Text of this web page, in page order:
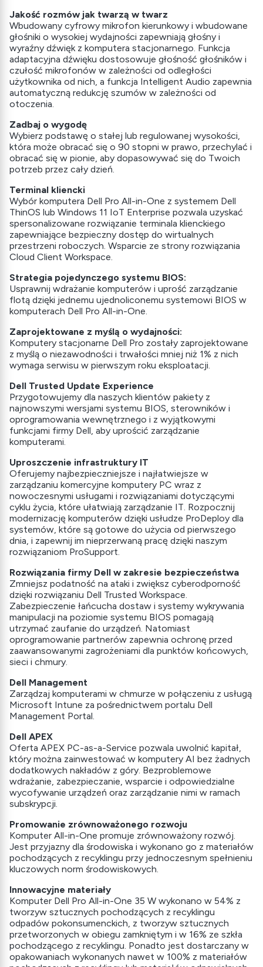
Jakość rozmów jak twarzą w twarz
Wbudowany cyfrowy mikrofon kierunkowy i wbudowane
głośniki o wysokiej wydajności zapewniają głośny i
wyraźny dźwięk z komputera stacjonarnego. Funkcja
adaptacyjna dźwięku dostosowuje głośność głośników i
czułość mikrofonów w zależności od odległości
użytkownika od nich, a funkcja Intelligent Audio zapewnia
automatyczną redukcję szumów w zależności od
otoczenia.
Zadbaj o wygodę
Wybierz podstawę o stałej lub regulowanej wysokości,
która może obracać się o 90 stopni w prawo, przechylać i
obracać się w pionie, aby dopasowywać się do Twoich
potrzeb przez cały dzień.
Terminal kliencki
Wybór komputera Dell Pro All-in-One z systemem Dell
ThinOS lub Windows 11 IoT Enterprise pozwala uzyskać
spersonalizowane rozwiązanie terminala klienckiego
zapewniające bezpieczny dostęp do wirtualnych
przestrzeni roboczych. Wsparcie ze strony rozwiązania
Cloud Client Workspace.
Strategia pojedynczego systemu BIOS:
Usprawnij wdrażanie komputerów i uprość zarządzanie
flotą dzięki jednemu ujednoliconemu systemowi BIOS w
komputerach Dell Pro All-in-One.
Zaprojektowane z myślą o wydajności:
Komputery stacjonarne Dell Pro zostały zaprojektowane
z myślą o niezawodności i trwałości mniej niż 1% z nich
wymaga serwisu w pierwszym roku eksploatacji.
Dell Trusted Update Experience
Przygotowujemy dla naszych klientów pakiety z
najnowszymi wersjami systemu BIOS, sterowników i
oprogramowania wewnętrznego i z wyjątkowymi
funkcjami firmy Dell, aby uprościć zarządzanie
komputerami.
Uproszczenie infrastruktury IT
Oferujemy najbezpieczniejsze i najłatwiejsze w
zarządzaniu komercyjne komputery PC wraz z
nowoczesnymi usługami i rozwiązaniami dotyczącymi
cyklu życia, które ułatwiają zarządzanie IT. Rozpocznij
modernizację komputerów dzięki usłudze ProDeploy dla
systemów, które są gotowe do użycia od pierwszego
dnia, i zapewnij im nieprzerwaną pracę dzięki naszym
rozwiązaniom ProSupport.
Rozwiązania firmy Dell w zakresie bezpieczeństwa
Zmniejsz podatność na ataki i zwiększ cyberodporność
dzięki rozwiązaniu Dell Trusted Workspace.
Zabezpieczenie łańcucha dostaw i systemy wykrywania
manipulacji na poziomie systemu BIOS pomagają
utrzymać zaufanie do urządzeń. Natomiast
oprogramowanie partnerów zapewnia ochronę przed
zaawansowanymi zagrożeniami dla punktów końcowych,
sieci i chmury.
Dell Management
Zarządzaj komputerami w chmurze w połączeniu z usługą
Microsoft Intune za pośrednictwem portalu Dell
Management Portal.
Dell APEX
Oferta APEX PC-as-a-Service pozwala uwolnić kapitał,
który można zainwestować w komputery AI bez żadnych
dodatkowych nakładów z góry. Bezproblemowe
wdrażanie, zabezpieczanie, wsparcie i odpowiedzialne
wycofywanie urządzeń oraz zarządzanie nimi w ramach
subskrypcji.
Promowanie zrównoważonego rozwoju
Komputer All-in-One promuje zrównoważony rozwój.
Jest przyjazny dla środowiska i wykonano go z materiałów
pochodzących z recyklingu przy jednoczesnym spełnieniu
kluczowych norm środowiskowych.
Innowacyjne materiały
Komputer Dell Pro All-in-One 35 W wykonano w 54% z
tworzyw sztucznych pochodzących z recyklingu
odpadów pokonsumenckich, z tworzyw sztucznych
przetworzonych w obiegu zamkniętym i w 16% ze szkła
pochodzącego z recyklingu. Ponadto jest dostarczany w
opakowaniach wykonanych nawet w 100% z materiałów